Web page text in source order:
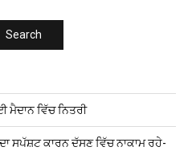
ਮੈਦਾਨ ਵਿੱਚ ਨਿਤਰੀ
ਸਪੱਸ਼ਟ ਕਾਰਨ ਦੱਸਣ ਵਿੱਚ ਨਾਕਾਮ ਰਹੇ-